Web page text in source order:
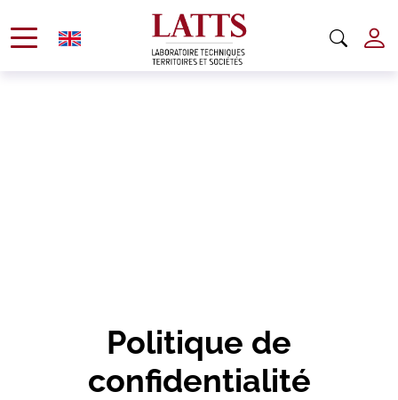
Politique de
confidentialité